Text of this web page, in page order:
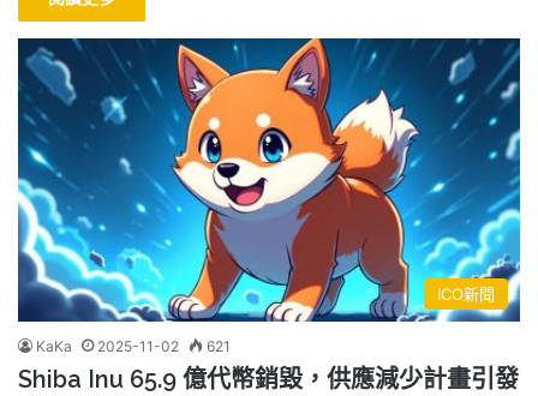
ICO新聞
KaKa 2025-11-02 621
Shiba Inu 65.9 億代幣銷毀，供應減少計畫引發